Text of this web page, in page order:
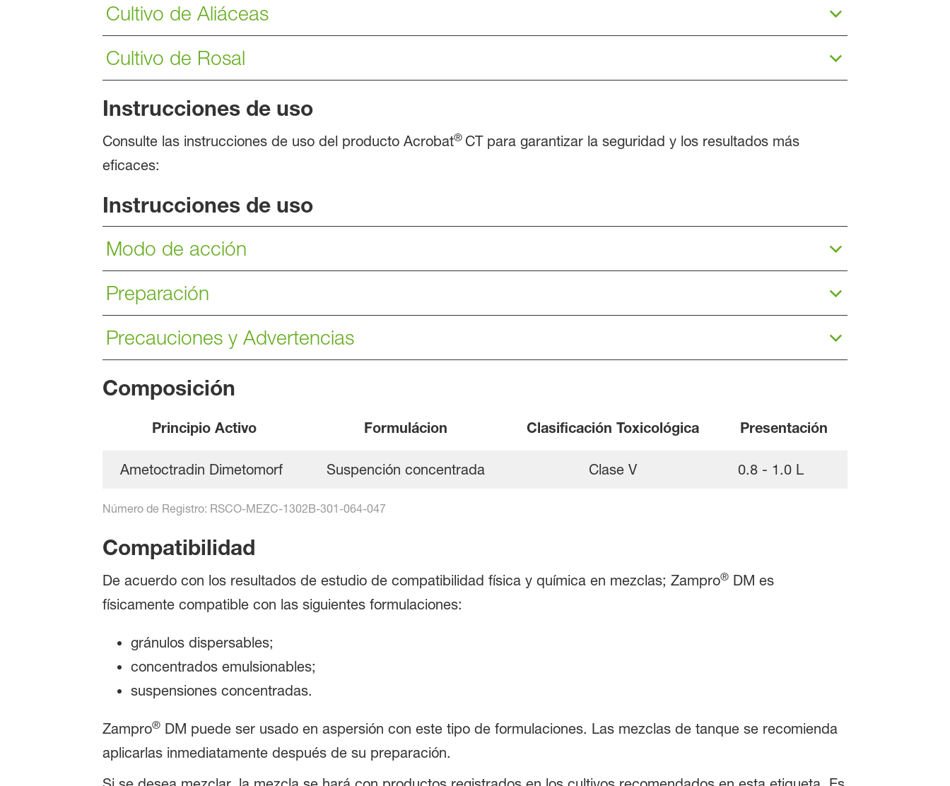
Cultivo de Aliáceas
Cultivo de Rosal
Instrucciones de uso
Consulte las instrucciones de uso del producto Acrobat® CT para garantizar la seguridad y los resultados más
eficaces:
Instrucciones de uso
Modo de acción
Preparación
Precauciones y Advertencias
Composición
Principio Activo Formulácion Clasificación Toxicológica Presentación
Ametoctradin Dimetomorf Suspención concentrada Clase V 0.8 - 1.0 L
Número de Registro: RSCO-MEZC-1302B-301-064-047
Compatibilidad
De acuerdo con los resultados de estudio de compatibilidad física y química en mezclas; Zampro®DM es
físicamente compatible con las siguientes formulaciones:
gránulos dispersables;
concentrados emulsionables;
suspensiones concentradas.
Zampro®DM puede ser usado en aspersión con este tipo de formulaciones. Las mezclas de tanque se recomienda
aplicarlas inmediatamente después de su preparación.